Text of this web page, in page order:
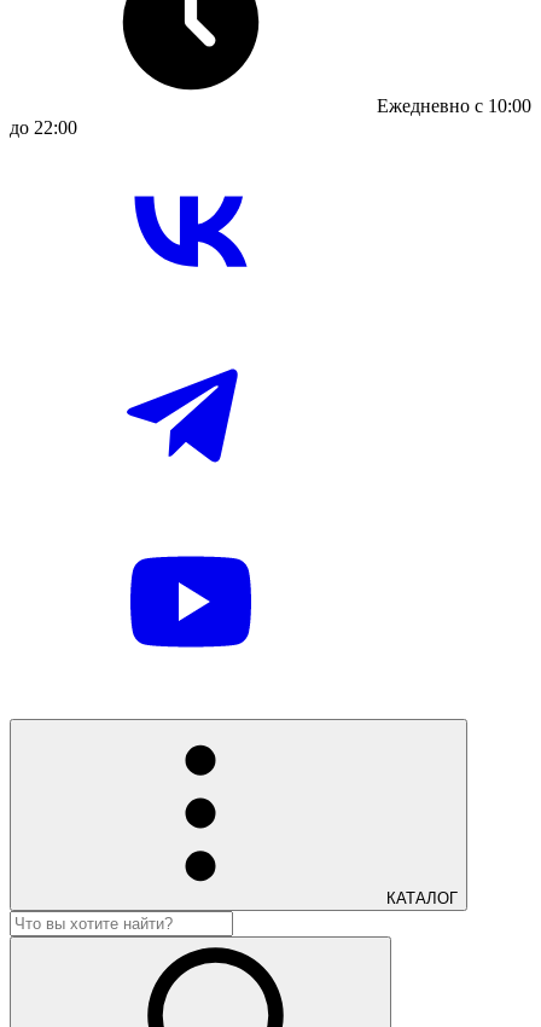
Ежедневно с 10:00
до 22:00
КАТАЛОГ